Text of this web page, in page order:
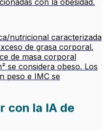
con la obesidad.
nutricional caracterizada
de grasa corporal.
de masa corporal
se considera obeso. Los
peso e IMC se
con la IA de